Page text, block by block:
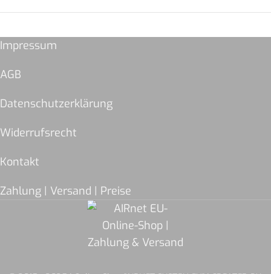
Impressum
AGB
Datenschutzerklärung
Widerrufsrecht
Kontakt
Zahlung | Versand | Preise